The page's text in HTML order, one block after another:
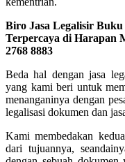
Biro Jasa Legalisir
Terpercaya di Harapan
2768 8883
Beda hal dengan jasa
yang kami beri untuk
menanganinya dengan
legalisasi dokumen dan
Kami membedakan
dari tujuannya,